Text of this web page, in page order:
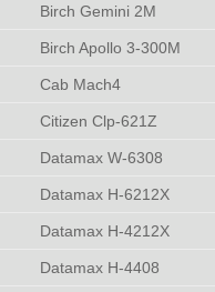
Birch Gemini 2M
Birch Apollo 3-300M
Cab Mach4
Citizen Clp-621Z
Datamax W-6308
Datamax H-6212X
Datamax H-4212X
Datamax H-4408